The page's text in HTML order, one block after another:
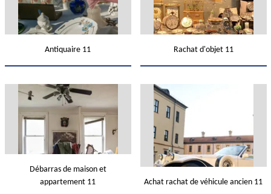
Antiquaire 11 Rachat d'objet 11
Débarras de maison et
appartement 11
Achat rachat de véhicule ancien 11